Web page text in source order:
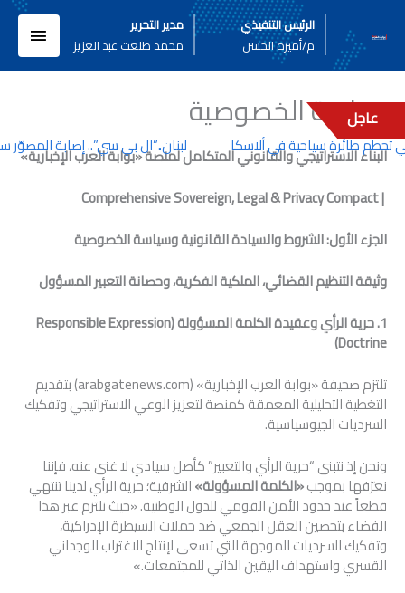
المحتوى
الرئيس التنفيذي
م/أميره الحسن
مدير التحرير
محمد طلعت عبد العزيز
عاجل
لبنان..”ال بي سي”.. إصابة المصوّر
سياسة الخصوصية
البناء الاستراتيجي والقانوني المتكامل لمنصة «بوابة العرب الإخبارية»
|
Comprehensive Sovereign, Legal&Privacy Compact
الجزء الأول: الشروط والسيادة القانونية وسياسة الخصوصية
وثيقة التنظيم القضائي، الملكية الفكرية، وحصانة التعبير المسؤول
1. حرية الرأي وعقيدة الكلمة المسؤولة (
Responsible Expression
Doctrine
)
تلتزم صحيفة «بوابة العرب الإخبارية» (arabgatenews.com) بتقديم
التغطية التحليلية المعمقة كمنصة لتعزيز الوعي الاستراتيجي وتفكيك
السرديات الجيوسياسية.
ونحن إذ نتبنى “حرية الرأي والتعبير” كأصل سيادي لا غنى عنه، فإننا
نعرّفها بموجب«الكلمة المسؤولة»الشرفية؛ حرية الرأي لدينا تنتهي
قطعاً عند حدود الأمن القومي للدول الوطنية. «حيث نلتزم عبر هذا
الفضاء بتحصين العقل الجمعي ضد حملات السيطرة الإدراكية،
وتفكيك السرديات الموجهة التي تسعى لإنتاج الاغتراب الوجداني
القسري واستهداف اليقين الذاتي للمجتمعات.»